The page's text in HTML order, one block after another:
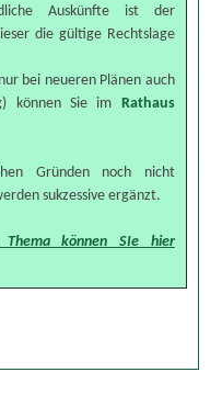
Auskünfte ist der
die gültige Rechtslage
bei neueren Plänen auch
können Sie im Rathaus
Gründen noch nicht
sukzessive ergänzt.
können SIe hier